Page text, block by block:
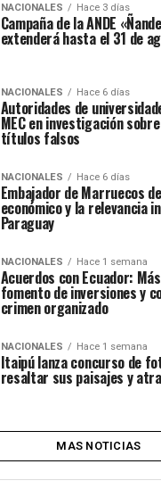
NACIONALES Hace 3 días
Campaña de la ANDE
extenderá hasta el 31 de
NACIONALES Hace 6 días
Autoridades de
MEC en investigación
títulos falsos
NACIONALES Hace 6 días
Embajador de Marruecos
económico y la relevancia
Paraguay
NACIONALES Hace 1 semana
Acuerdos con Ecuador:
fomento de inversiones y
crimen organizado
NACIONALES Hace 1 semana
Itaipú lanza concurso de
resaltar sus paisajes y
MAS NOTICIAS